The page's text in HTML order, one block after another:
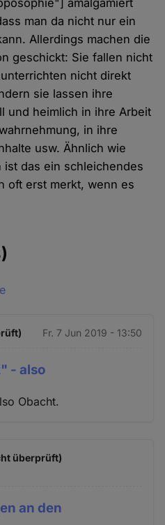
amalgamiert
man da nicht nur ein
Allerdings machen die
geschickt: Sie fallen nicht
nicht direkt
sie lassen ihre
und heimlich in ihre Arbeit
in ihre
usw. Ähnlich wie
das ein schleichendes
oft erst merkt, wenn es
Fr. 7 Jun 2019 - 13:50
- also
Obacht.
überprüft)
an den